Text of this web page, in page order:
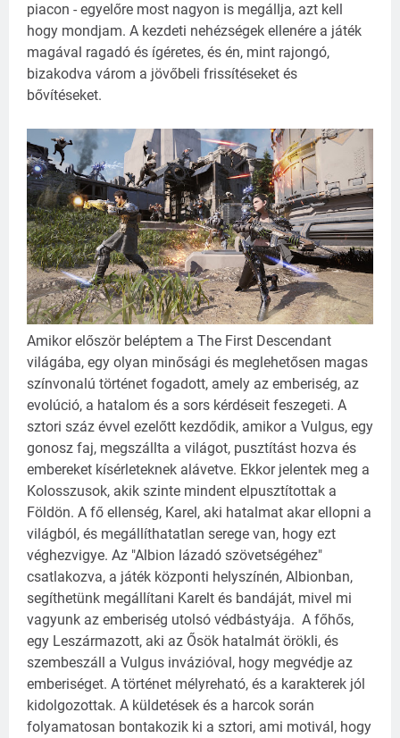
piacon - egyelőre most nagyon is megállja, azt kell
hogy mondjam. A kezdeti nehézségek ellenére a játék
magával ragadó és ígéretes, és én, mint rajongó,
bizakodva várom a jövőbeli frissítéseket és
bővítéseket.
Amikor először beléptem a The First Descendant
világába, egy olyan minősági és meglehetősen magas
színvonalú történet fogadott, amely az emberiség, az
evolúció, a hatalom és a sors kérdéseit feszegeti. A
sztori száz évvel ezelőtt kezdődik, amikor a Vulgus, egy
gonosz faj, megszállta a világot, pusztítást hozva és
embereket kísérleteknek alávetve. Ekkor jelentek meg a
Kolosszusok, akik szinte mindent elpusztítottak a
Földön. A fő ellenség, Karel, aki hatalmat akar ellopni a
világból, és megállíthatatlan serege van, hogy ezt
véghezvigye. Az "Albion lázadó szövetségéhez"
csatlakozva, a játék központi helyszínén, Albionban,
segíthetünk megállítani Karelt és bandáját, mivel mi
vagyunk az emberiség utolsó védbástyája. A főhős,
egy Leszármazott, aki az Ősök hatalmát örökli, és
szembeszáll a Vulgus invázióval, hogy megvédje az
emberiséget. A történet mélyreható, és a karakterek jól
kidolgozottak. A küldetések és a harcok során
folyamatosan bontakozik ki a sztori, ami motivál, hogy